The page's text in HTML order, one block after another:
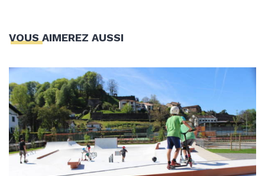
VOUS AIMEREZ AUSSI